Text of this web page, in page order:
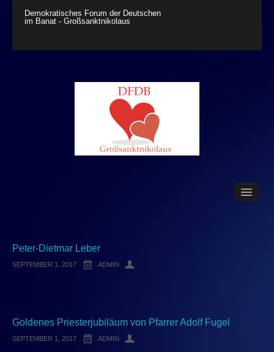
Demokratisches Forum der Deutschen
im Banat - Großsanktnikolaus
Sozialstation
Deutsche Abteilung der Schule
Partner
Impressum
Peter-Dietmar Leber
SEPTEMBER 1, 2017 ADMIN
Goldenes Priesterjubiläum von Pfarrer Adolf Fugel
SEPTEMBER 1, 2017 ADMIN